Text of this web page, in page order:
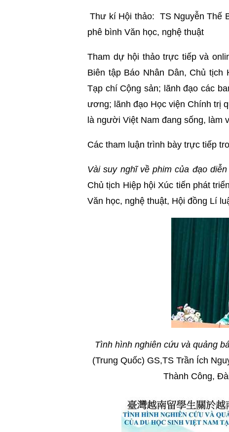
Thư kí Hội thảo: TS Nguyễn Thế
phê bình Văn học, nghệ thuật
Tham dự hội thảo trực tiếp và
Biên tập Báo Nhân Dân, Chủ tịch
Tạp chí Cộng sản; lãnh đạo các
ương; lãnh đạo Học viện Chính trị
là người Việt Nam đang sống, làm
Các tham luận trình bày trực tiếp
Vài suy nghĩ về phim của đạo
Chủ tịch Hiệp hội Xúc tiến phát
Văn học, nghệ thuật, Hội đồng Lí
Tình hình nghiên cứu và quảng
(Trung Quốc) GS,TS Trần Ích
Thành Công,